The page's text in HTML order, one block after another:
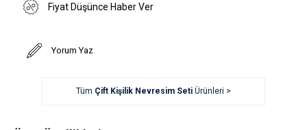
Fiyat Düşünce Haber Ver
Yorum Yaz
Tüm Çift Kişilik Nevresim SetiÜrünleri >